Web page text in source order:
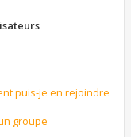
puis-je en rejoindre
groupe